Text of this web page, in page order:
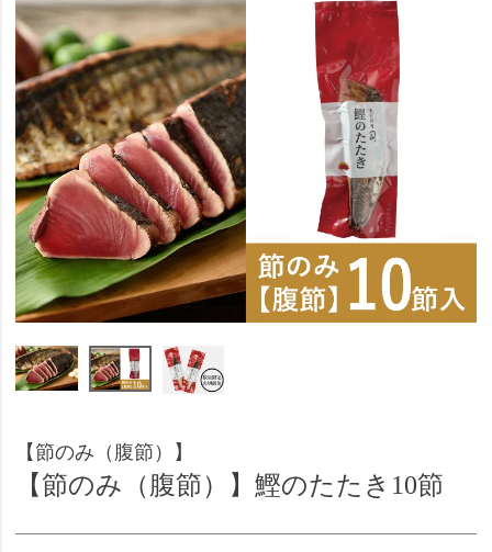
【節のみ（腹節）】
【節のみ（腹節）】鰹のたたき10節